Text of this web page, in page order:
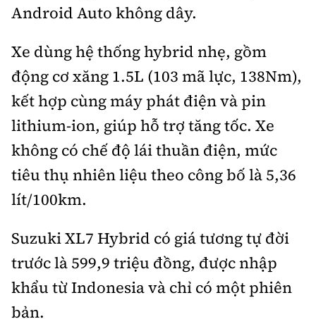
Android Auto không dây.
Xe dùng hệ thống hybrid nhẹ, gồm
động cơ xăng 1.5L (103 mã lực, 138Nm),
kết hợp cùng máy phát điện và pin
lithium-ion, giúp hỗ trợ tăng tốc. Xe
không có chế độ lái thuần điện, mức
tiêu thụ nhiên liệu theo công bố là 5,36
lít/100km.
Suzuki XL7 Hybrid có giá tương tự đời
trước là 599,9 triệu đồng, được nhập
khẩu từ Indonesia và chỉ có một phiên
bản.